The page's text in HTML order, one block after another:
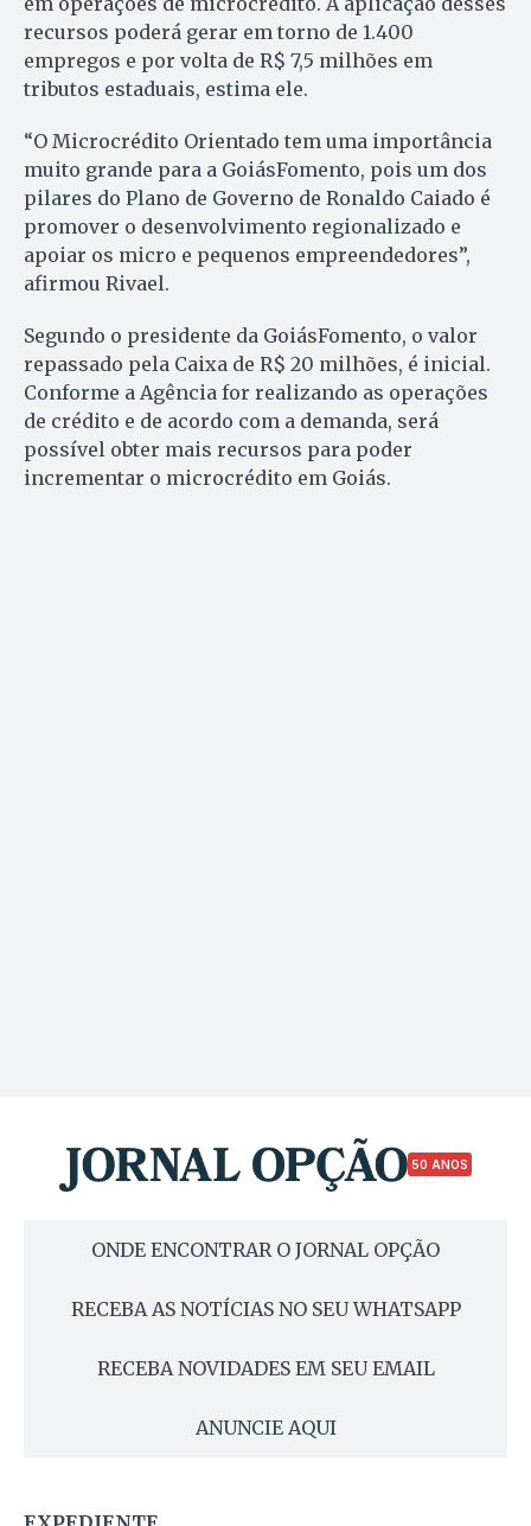
recursos poderá gerar em torno de 1.400
empregos e por volta de R$ 7,5 milhões em
tributos estaduais, estima ele.
“O Microcrédito Orientado tem uma importância
muito grande para a GoiásFomento, pois um dos
pilares do Plano de Governo de Ronaldo Caiado é
promover o desenvolvimento regionalizado e
apoiar os micro e pequenos empreendedores”,
afirmou Rivael.
Segundo o presidente da GoiásFomento, o valor
repassado pela Caixa de R$ 20 milhões, é inicial.
Conforme a Agência for realizando as operações
de crédito e de acordo com a demanda, será
possível obter mais recursos para poder
incrementar o microcrédito em Goiás.
50 ANOS
ONDE ENCONTRAR O JORNAL OPÇÃO
RECEBA AS NOTÍCIAS NO SEU WHATSAPP
RECEBA NOVIDADES EM SEU EMAIL
ANUNCIE AQUI